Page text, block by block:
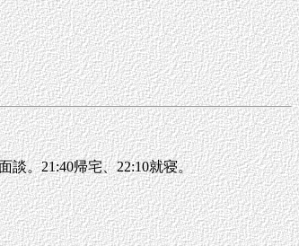
談。21:40帰宅、22:10就寝。